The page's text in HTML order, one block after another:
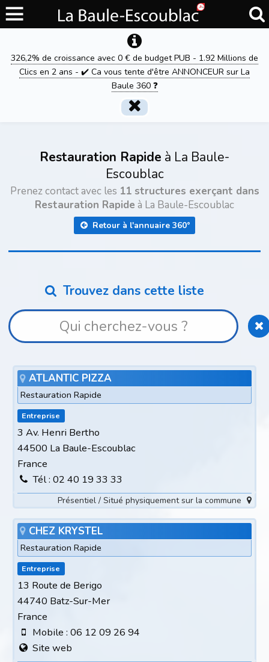
326,2% de croissance avec 0 € de budget PUB - 1.92 Millions de
Clics en 2 ans - ✔️ Ca vous tente d'être ANNONCEUR sur La
Baule 360 ❓
Restauration Rapide à La Baule-
Escoublac
Prenez contact avec les 11 structures exerçant dans
Restauration Rapide à La Baule-Escoublac
Retour à l'annuaire 360°
Trouvez dans cette liste
ATLANTIC PIZZA
Restauration Rapide
Entreprise
3 Av. Henri Bertho
44500 La Baule-Escoublac
France
Tél : 02 40 19 33 33
Présentiel / Situé physiquement sur la commune
CHEZ KRYSTEL
Restauration Rapide
Entreprise
13 Route de Berigo
44740 Batz-Sur-Mer
France
Mobile : 06 12 09 26 94
Site web